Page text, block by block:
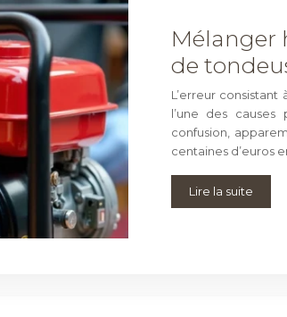
Mélanger
de
L’erreur
l’une des
confusion,
centaines d’euros
Lire la suite